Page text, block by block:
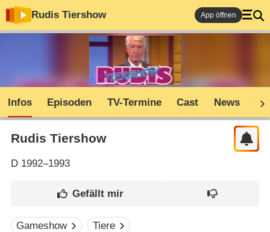
Rudis Tiershow App öffnen
Infos Episoden TV-Termine Cast News
Rudis Tiershow
D1992–1993
Gameshow Tiere